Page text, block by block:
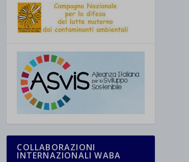
COLLABORAZIONI
INTERNAZIONALI WABA